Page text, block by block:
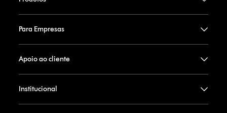
Para Empresas
Apoio ao cliente
Institucional